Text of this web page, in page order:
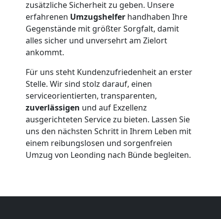
zusätzliche Sicherheit zu geben. Unsere
erfahrenen Umzugshelfer handhaben Ihre
Gegenstände mit größter Sorgfalt, damit
alles sicher und unversehrt am Zielort
ankommt.
Für uns steht Kundenzufriedenheit an erster
Stelle. Wir sind stolz darauf, einen
serviceorientierten, transparenten,
zuverlässigen und auf Exzellenz
ausgerichteten Service zu bieten. Lassen Sie
uns den nächsten Schritt in Ihrem Leben mit
einem reibungslosen und sorgenfreien
Umzug von Leonding nach Bünde begleiten.
Leonding
Beiladung
Leonding
Mini
Umzug
Leonding
Umzug